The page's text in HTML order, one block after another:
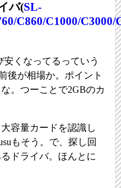
バ(SL-
C860/C1000/C3000/
くなってるっていう
後が相場か。ポイント
。つーことで2GBのカ
容量カードを認識し
もそう。で、探し回
ドライバ。ほんとに